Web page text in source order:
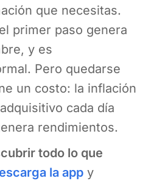
que necesitas.
primer paso genera
y es
Pero quedarse
un costo: la inflación
cada día
rendimientos.
todo lo que
la app y